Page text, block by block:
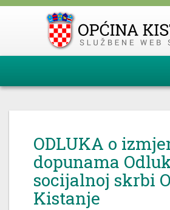
ODLUKA o
dopunama
socijalnoj skrbi
Kistanje